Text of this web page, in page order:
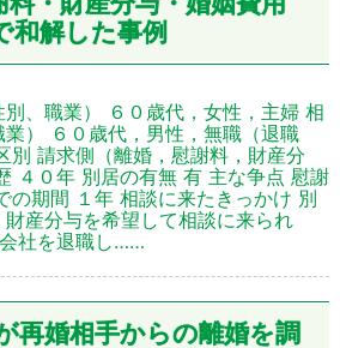
和解した事例
、職業） ６０歳代，女性，主婦 相
） ６０歳代，男性，無職（退職
別 請求側（離婚，慰謝料，財産分
４０年 別居の有無 有 主な争点 慰謝
の期間 １年 相談に来たきっかけ 別
産分与を希望して相談に来られ
社を退職し……
再婚相手からの離婚を調